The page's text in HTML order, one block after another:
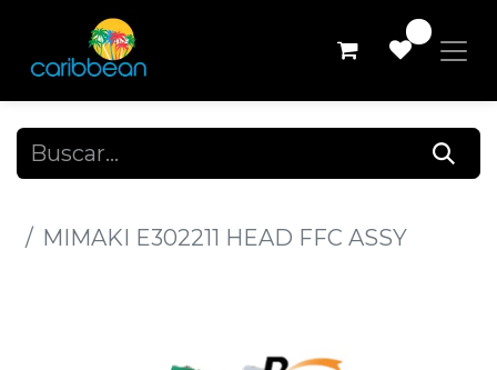
MIMAKI E302211 HEAD FFC ASSY